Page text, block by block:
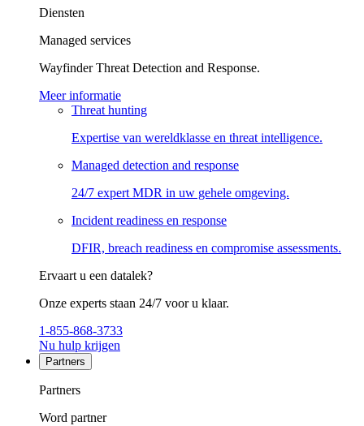
Diensten
Managed services
Wayfinder Threat Detection and Response.
Meer informatie
Threat hunting
Expertise van wereldklasse en threat intelligence.
Managed detection and response
24/7 expert MDR in uw gehele omgeving.
Incident readiness en response
DFIR, breach readiness en compromise assessments.
Ervaart u een datalek?
Onze experts staan 24/7 voor u klaar.
1-855-868-3733
Nu hulp krijgen
Partners
Partners
Word partner